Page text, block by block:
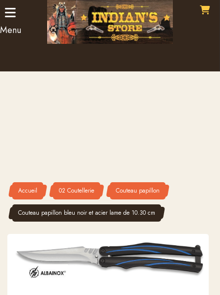
Menu
Accueil 02 Coutellerie Couteau papillon
Couteau papillon bleu noir et acier lame de 10.30 cm
Panneau de gestion des cookies